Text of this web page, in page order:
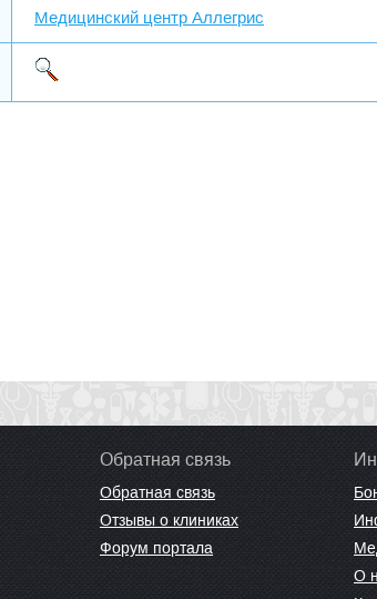
Медицинский центр Аллегрис
Обратная связь
Обратная связь
Отзывы о клиниках
Форум портала
О